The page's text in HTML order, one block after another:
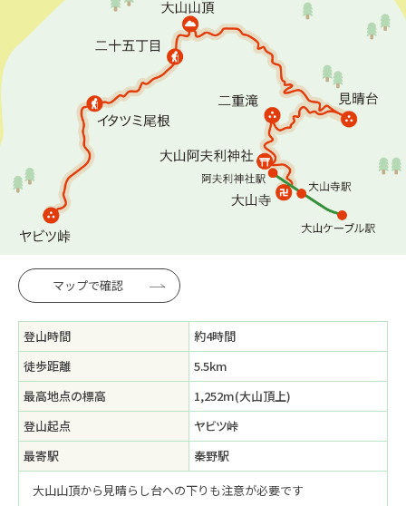
マップで確認
登山時間
約4時間
徒歩距離
5.5km
最高地点の標高
1,252m(大山頂上)
登山起点
ヤビツ峠
最寄駅
秦野駅
大山山頂から見晴らし台への下りも注意が必要です